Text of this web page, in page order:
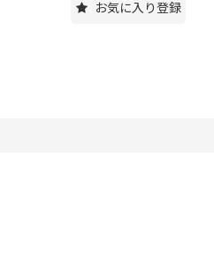
お気に入り登録